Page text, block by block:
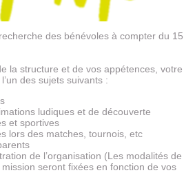
des bénévoles à compter du 15
la structure et de vos appétences, votre
des sujets suivants :
ludiques et de découverte
et sportives
lors des matches, tournois, etc
de l’organisation (Les modalités de
seront fixées en fonction de vos